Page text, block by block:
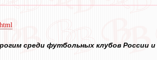
среди футбольных клубов России и